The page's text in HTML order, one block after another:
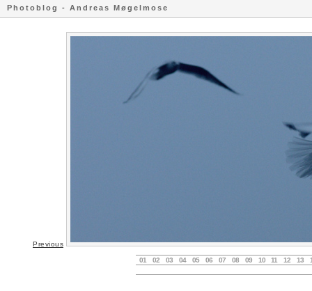
Photoblog - Andreas Møgelmose
Previous
01 02 03 04 05 06 07 08 09 10 11 12 13